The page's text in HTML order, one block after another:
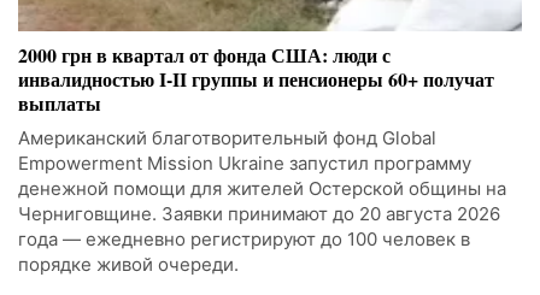
2000 грн в квартал от фонда США: люди с
инвалидностью I-II группы и пенсионеры 60+ получат
выплаты
Американский благотворительный фонд Global
Empowerment Mission Ukraine запустил программу
денежной помощи для жителей Остерской общины на
Черниговщине. Заявки принимают до 20 августа 2026
года — ежедневно регистрируют до 100 человек в
порядке живой очереди.